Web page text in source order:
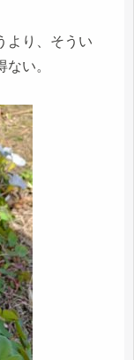
より、そうい
い。